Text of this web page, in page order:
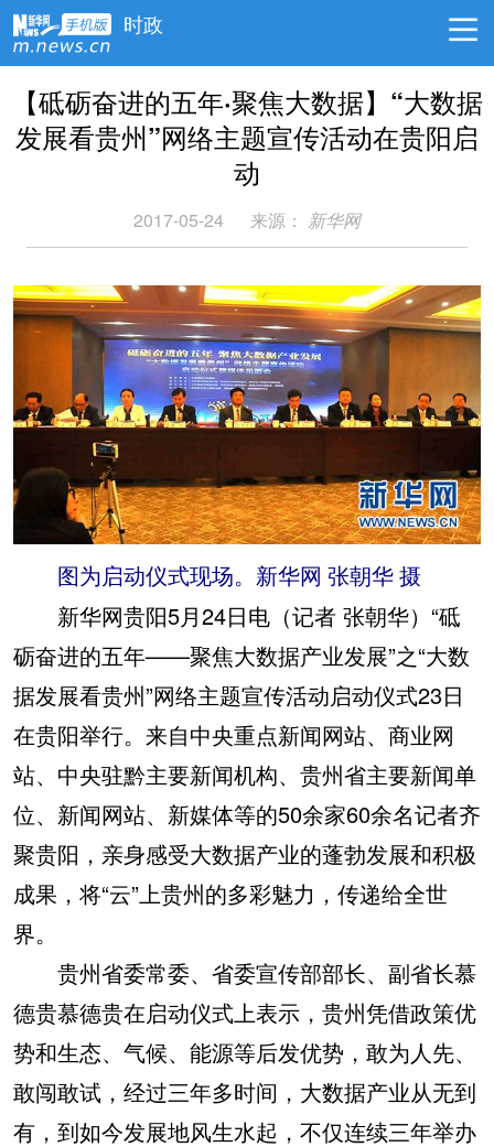
时政
【砥砺奋进的五年·聚焦大数据】“大数据
发展看贵州”网络主题宣传活动在贵阳启
动
2017-05-24 来源： 新华网
图为启动仪式现场。新华网 张朝华 摄
新华网贵阳5月24日电（记者 张朝华）“砥
砺奋进的五年——聚焦大数据产业发展”之“大数
据发展看贵州”网络主题宣传活动启动仪式23日
在贵阳举行。来自中央重点新闻网站、商业网
站、中央驻黔主要新闻机构、贵州省主要新闻单
位、新闻网站、新媒体等的50余家60余名记者齐
聚贵阳，亲身感受大数据产业的蓬勃发展和积极
成果，将“云”上贵州的多彩魅力，传递给全世
界。
贵州省委常委、省委宣传部部长、副省长慕
德贵慕德贵在启动仪式上表示，贵州凭借政策优
势和生态、气候、能源等后发优势，敢为人先、
敢闯敢试，经过三年多时间，大数据产业从无到
有，到如今发展地风生水起，不仅连续三年举办